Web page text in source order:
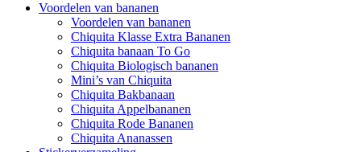
Voordelen van bananen
Voordelen van bananen
Chiquita Klasse Extra Bananen
Chiquita banaan To Go
Chiquita Biologisch bananen
Mini’s van Chiquita
Chiquita Bakbanaan
Chiquita Appelbananen
Chiquita Rode Bananen
Chiquita Ananassen